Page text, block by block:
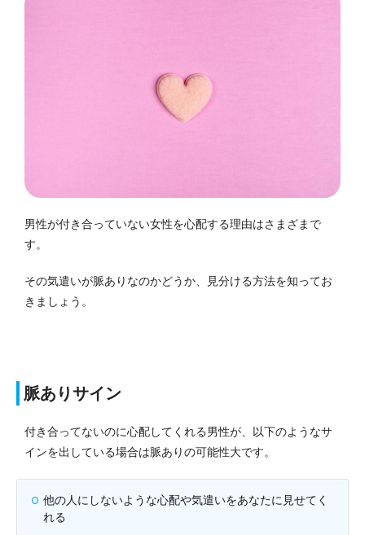
男性が付き合っていない女性を心配する理由はさまざまで
す。
その気遣いが脈ありなのかどうか、見分ける方法を知ってお
きましょう。
脈ありサイン
付き合ってないのに心配してくれる男性が、以下のようなサ
インを出している場合は脈ありの可能性大です。
他の人にしないような心配や気遣いをあなたに見せてく
れる